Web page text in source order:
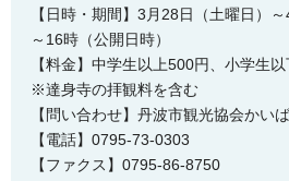
【日時・期間】3月28日（土曜日）
～16時（公開日時）
【料金】中学生以上500円、小学生
※達身寺の拝観料を含む
【問い合わせ】丹波市観光協会かい
【電話】0795-73-0303
【ファクス】0795-86-8750